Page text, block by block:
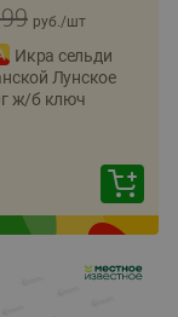
руб./шт
Икра сельди
Лунское
ж/б ключ